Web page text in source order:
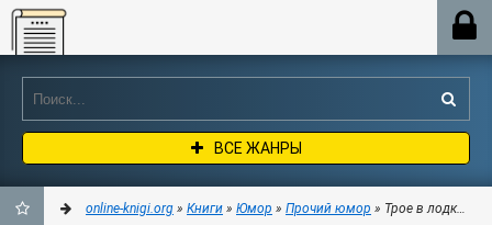
Online-knigi.org
ВСЕ ЖАНРЫ
online-knigi.org » Книги » Юмор » Прочий юмор » Трое в лодке